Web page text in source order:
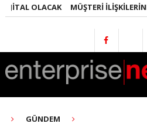
OLACAK MÜŞTERI İLIŞKILERINDE
GÜNDEM